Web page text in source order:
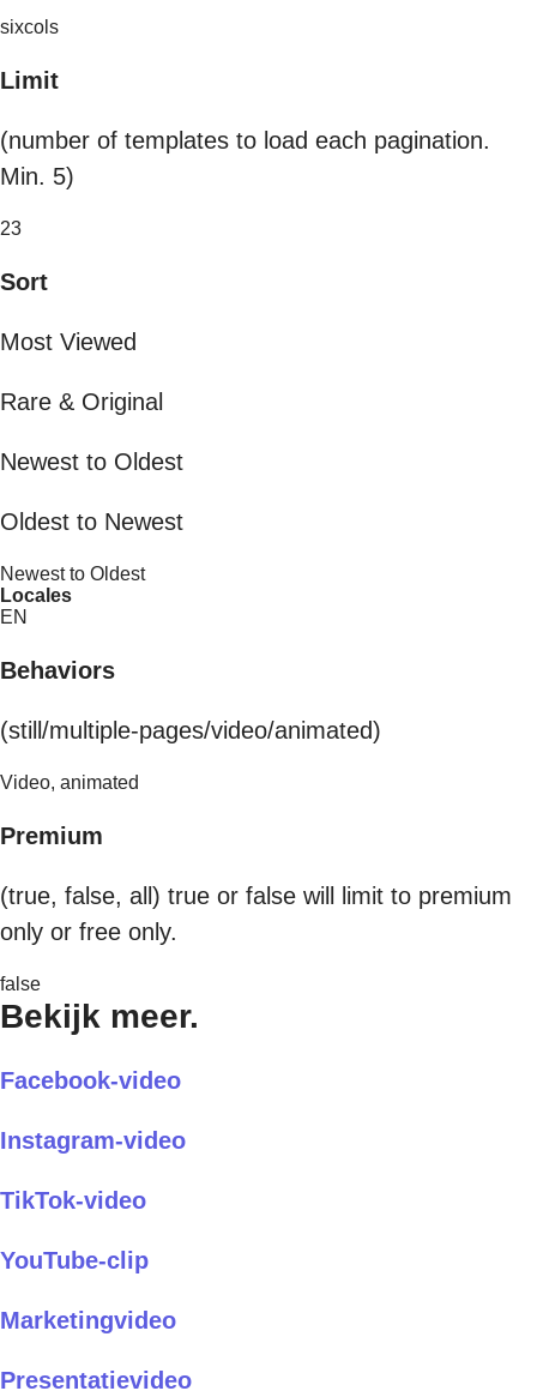
sixcols
Limit
(number of templates to load each pagination.
Min. 5)
23
Sort
Most Viewed
Rare & Original
Newest to Oldest
Oldest to Newest
Newest to Oldest
Locales
EN
Behaviors
(still/multiple-pages/video/animated)
Video, animated
Premium
(true, false, all) true or false will limit to premium
only or free only.
false
Bekijk meer.
Facebook-video
Instagram-video
TikTok-video
YouTube-clip
Marketingvideo
Presentatievideo